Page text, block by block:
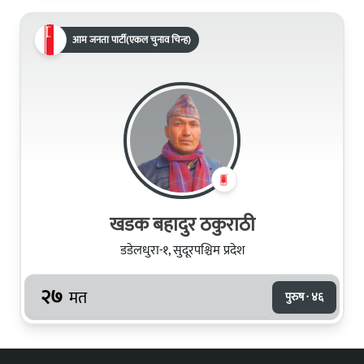
आम जनता पार्टी(एकल चुनाव चिन्ह)
खडक बहादुर ठकुराठी
डडेलधुरा-१, सुदूरपश्चिम प्रदेश
२७ मत पुरुष · ४६